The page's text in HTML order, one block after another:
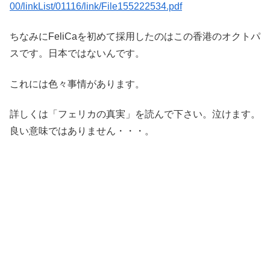
00/linkList/01116/link/File155222534.pdf
ちなみにFeliCaを初めて採用したのはこの香港のオクトパ
スです。日本ではないんです。
これには色々事情があります。
詳しくは「フェリカの真実」を読んで下さい。泣けます。
良い意味ではありません・・・。